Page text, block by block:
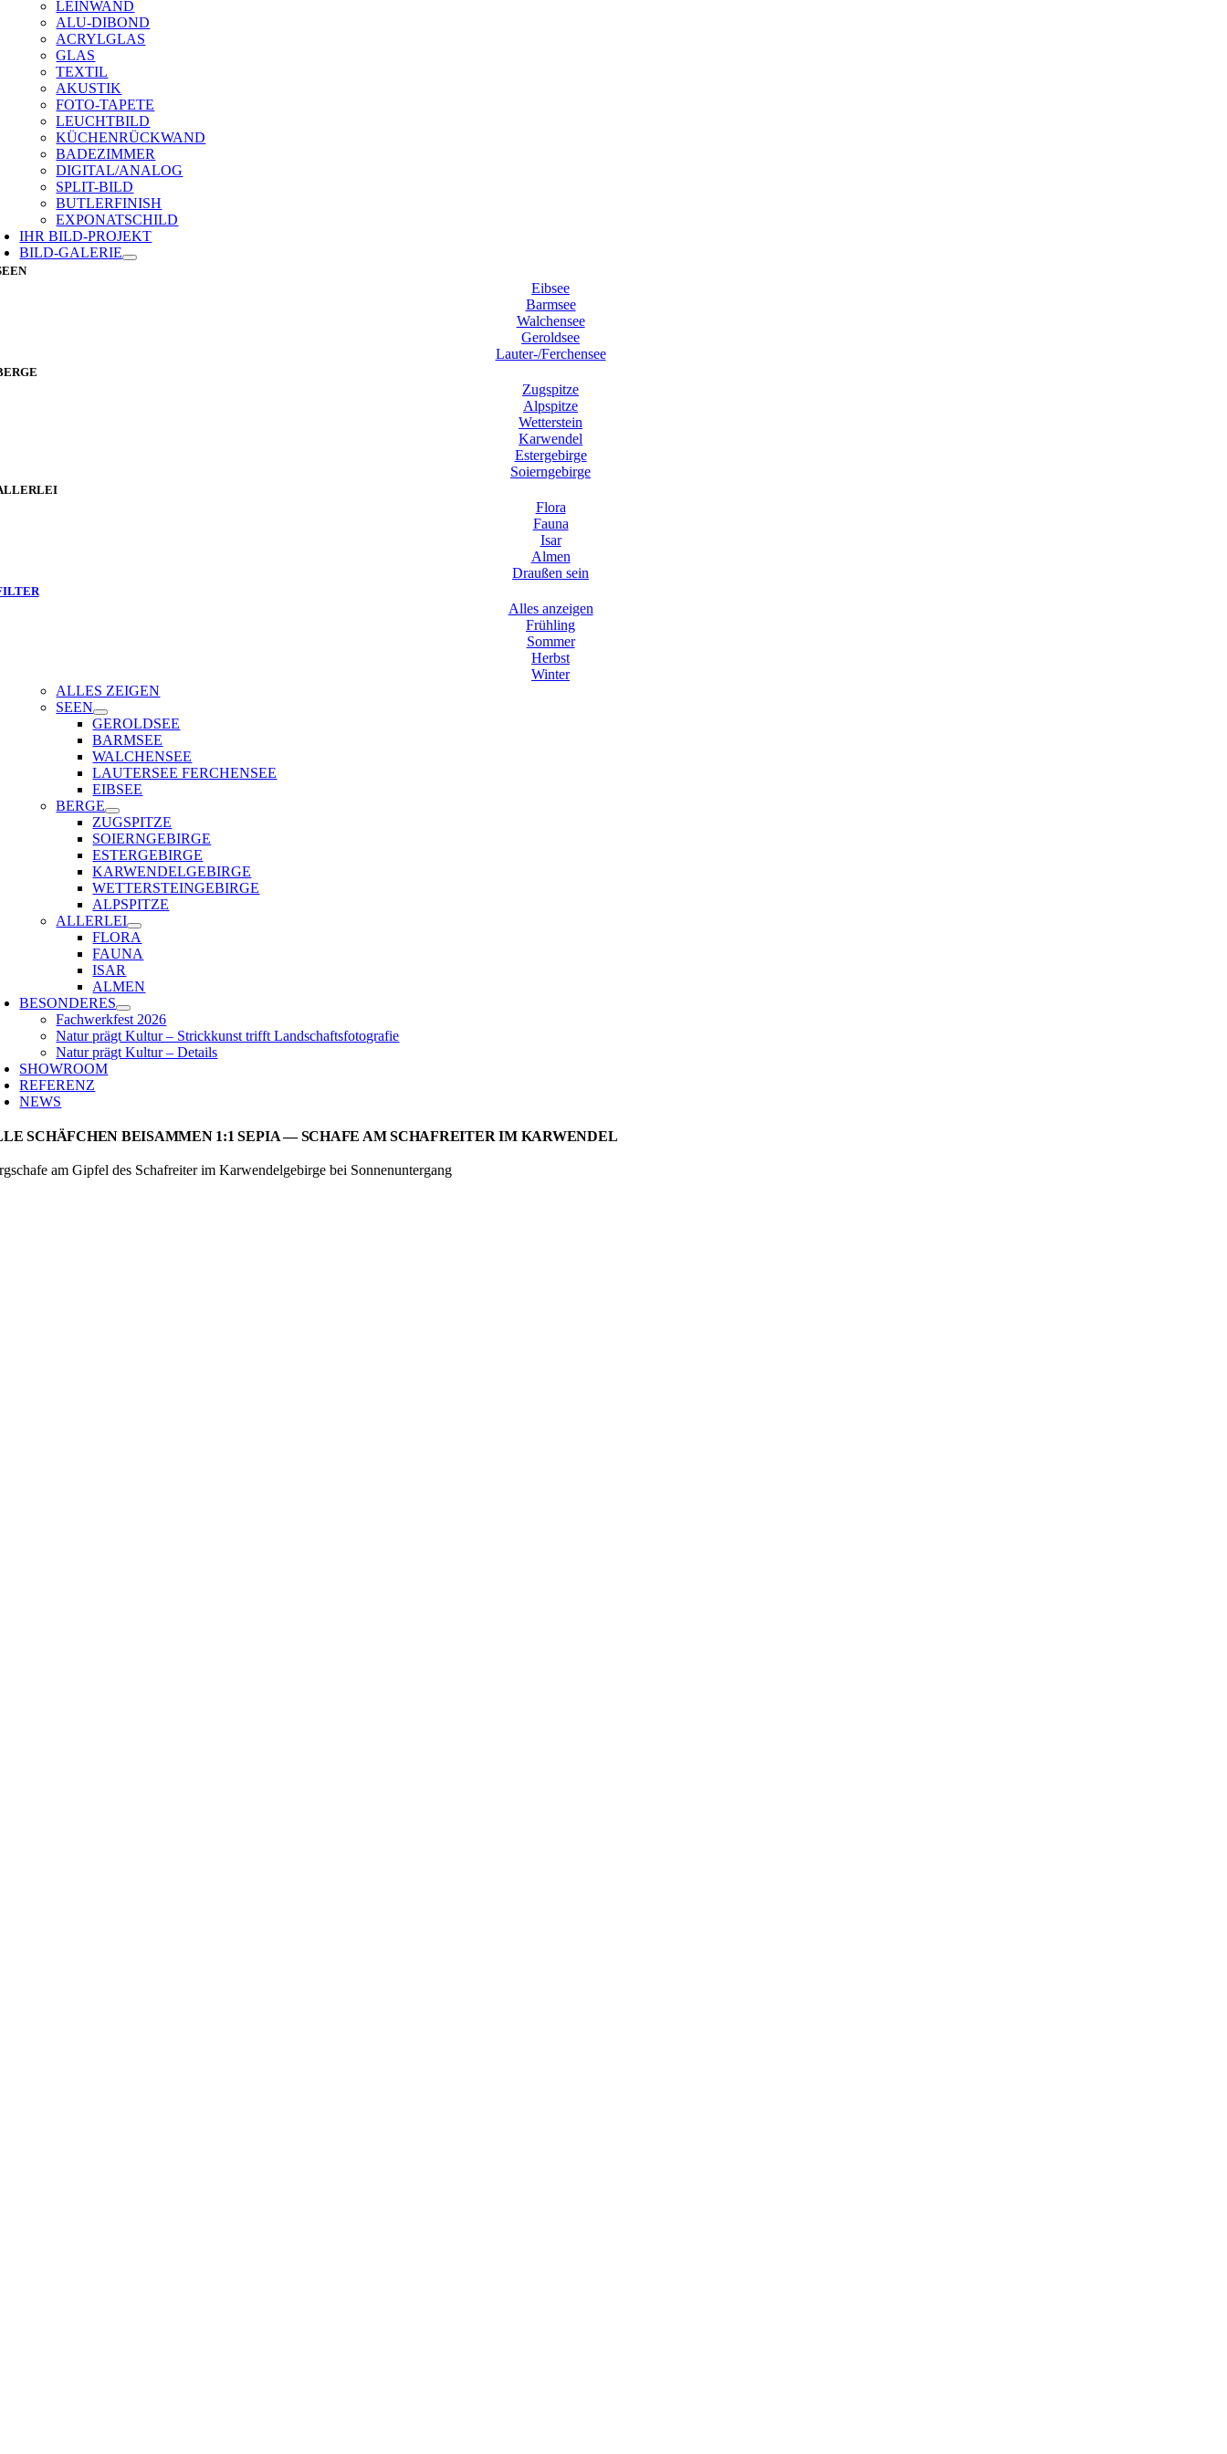
LEINWAND
ALU-DIBOND
ACRYLGLAS
GLAS
TEXTIL
AKUSTIK
FOTO-TAPETE
LEUCHTBILD
KÜCHENRÜCKWAND
BADEZIMMER
DIGITAL/ANALOG
SPLIT-BILD
BUTLERFINISH
EXPONATSCHILD
IHR BILD-PROJEKT
BILD-GALERIE
Eibsee
Barmsee
Walchensee
Geroldsee
Lauter-/Ferchensee
Zugspitze
Alpspitze
Wetterstein
Karwendel
Estergebirge
Soierngebirge
Flora
Fauna
Isar
Almen
Draußen sein
Alles anzeigen
Frühling
Sommer
Herbst
Winter
ALLES ZEIGEN
SEEN
GEROLDSEE
BARMSEE
WALCHENSEE
LAUTERSEE FERCHENSEE
EIBSEE
BERGE
ZUGSPITZE
SOIERNGEBIRGE
ESTERGEBIRGE
KARWENDELGEBIRGE
WETTERSTEINGEBIRGE
ALPSPITZE
ALLERLEI
FLORA
FAUNA
ISAR
ALMEN
BESONDERES
Fachwerkfest 2026
Natur prägt Kultur – Strickkunst trifft Landschaftsfotografie
Natur prägt Kultur – Details
SHOWROOM
REFERENZ
NEWS
SCHÄFCHEN BEISAMMEN 1:1 SEPIA — SCHAFE AM SCHAFREITER IM KARWENDEL
am Gipfel des Schafreiter im Karwendelgebirge bei Sonnenuntergang